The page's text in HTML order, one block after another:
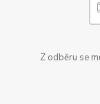
Z odběru se